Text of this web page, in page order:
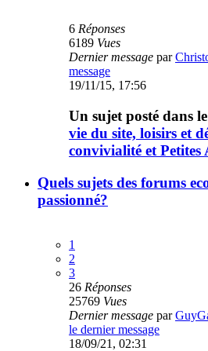
6 Réponses
6189 Vues
Dernier message par
message
19/11/15, 17:56
Un sujet posté dans
vie du site, loisirs et
convivialité et Petites
Quels sujets des forums
passionné?
1
2
3
26 Réponses
25769 Vues
Dernier message par
le dernier message
18/09/21, 02:31